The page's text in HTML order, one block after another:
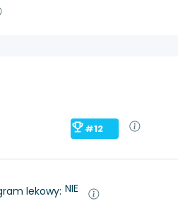
#12
lekowy: NIE